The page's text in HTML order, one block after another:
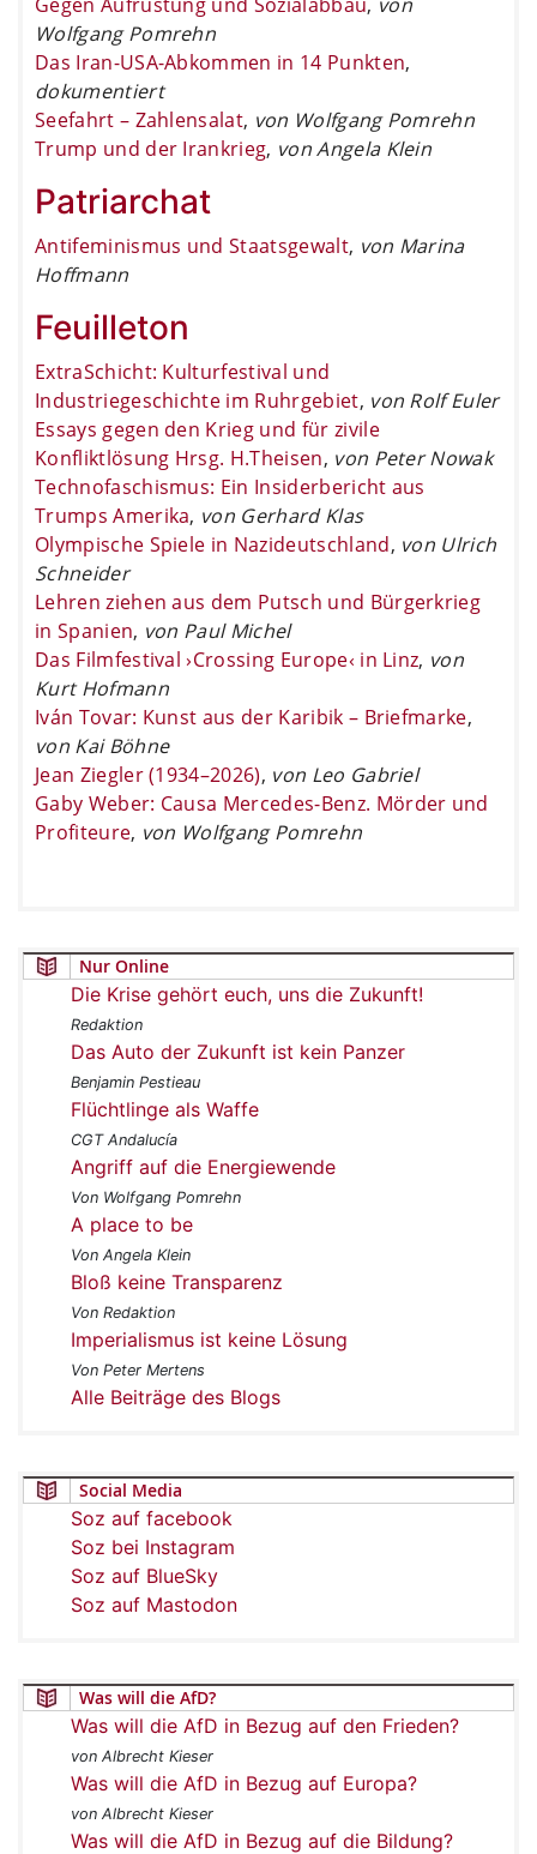
Wolfgang Pomrehn
Das Iran-USA-Abkommen in 14 Punkten,
dokumentiert
Seefahrt – Zahlensalat, von Wolfgang Pomrehn
Trump und der Irankrieg, von Angela Klein
Patriarchat
Antifeminismus und Staatsgewalt, von Marina
Hoffmann
Feuilleton
ExtraSchicht: Kulturfestival und
Industriegeschichte im Ruhrgebiet, von Rolf Euler
Essays gegen den Krieg und für zivile
Konfliktlösung Hrsg. H.Theisen, von Peter Nowak
Technofaschismus: Ein Insiderbericht aus
Trumps Amerika, von Gerhard Klas
Olympische Spiele in Nazideutschland, von Ulrich
Schneider
Lehren ziehen aus dem Putsch und Bürgerkrieg
in Spanien, von Paul Michel
Das Filmfestival ›Crossing Europe‹ in Linz, von
Kurt Hofmann
Iván Tovar: Kunst aus der Karibik – Briefmarke,
von Kai Böhne
Jean Ziegler (1934–2026), von Leo Gabriel
Gaby Weber: Causa Mercedes-Benz. Mörder und
Profiteure, von Wolfgang Pomrehn
Nur Online
Die Krise gehört euch, uns die Zukunft!
Redaktion
Das Auto der Zukunft ist kein Panzer
Benjamin Pestieau
Flüchtlinge als Waffe
CGT Andalucía
Angriff auf die Energiewende
Von Wolfgang Pomrehn
A place to be
Von Angela Klein
Bloß keine Transparenz
Von Redaktion
Imperialismus ist keine Lösung
Von Peter Mertens
Alle Beiträge des Blogs
Social Media
Soz auf facebook
Soz bei Instagram
Soz auf BlueSky
Soz auf Mastodon
Was will die AfD?
Was will die AfD in Bezug auf den Frieden?
von Albrecht Kieser
Was will die AfD in Bezug auf Europa?
von Albrecht Kieser
Was will die AfD in Bezug auf die Bildung?